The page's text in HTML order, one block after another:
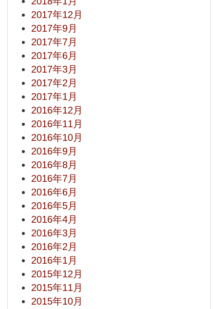
2017年12月
2017年9月
2017年7月
2017年6月
2017年3月
2017年2月
2017年1月
2016年12月
2016年11月
2016年10月
2016年9月
2016年8月
2016年7月
2016年6月
2016年5月
2016年4月
2016年3月
2016年2月
2016年1月
2015年12月
2015年11月
2015年10月